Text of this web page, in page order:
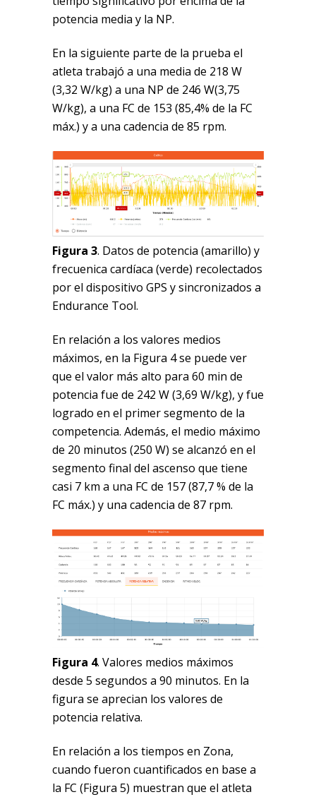
potencia media y la NP.
En la siguiente parte de la prueba el
atleta trabajó a una media de 218 W
(3,32 W/kg) a una NP de 246 W(3,75
W/kg), a una FC de 153 (85,4% de la FC
máx.) y a una cadencia de 85 rpm.
Figura 3. Datos de potencia (amarillo) y
frecuenica cardíaca (verde) recolectados
por el dispositivo GPS y sincronizados a
Endurance Tool.
En relación a los valores medios
máximos, en la Figura 4 se puede ver
que el valor más alto para 60 min de
potencia fue de 242 W (3,69 W/kg), y fue
logrado en el primer segmento de la
competencia. Además, el medio máximo
de 20 minutos (250 W) se alcanzó en el
segmento final del ascenso que tiene
casi 7 km a una FC de 157 (87,7 % de la
FC máx.) y una cadencia de 87 rpm.
Figura 4. Valores medios máximos
desde 5 segundos a 90 minutos. En la
figura se aprecian los valores de
potencia relativa.
En relación a los tiempos en Zona,
cuando fueron cuantificados en base a
la FC (Figura 5) muestran que el atleta